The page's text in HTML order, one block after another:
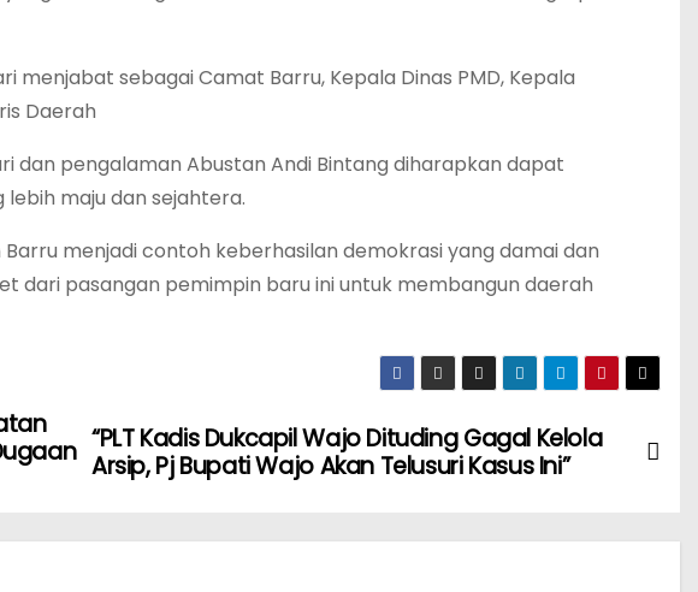
menjabat sebagai Camat Barru, Kepala Dinas PMD, Kepala
Daerah
dan pengalaman Abustan Andi Bintang diharapkan dapat
maju dan sejahtera.
menjadi contoh keberhasilan demokrasi yang damai dan
dari pasangan pemimpin baru ini untuk membangun daerah
“PLT Kadis Dukcapil Wajo Dituding Gagal Kelola
Arsip, Pj Bupati Wajo Akan Telusuri Kasus Ini”